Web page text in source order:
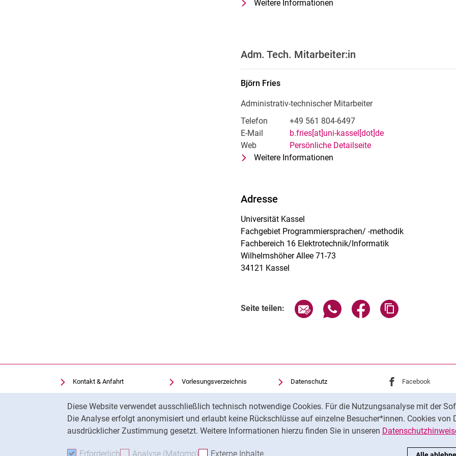
Diese Website verwendet ausschließlich technisch notwendige Cookies. Für die Nutzungsanalyse mit der
Die Analyse erfolgt anonymisiert und erlaubt keine Rückschlüsse auf einzelne Besucher*innen. Cookies von
ausdrücklicher Zustimmung gesetzt. Weitere Informationen hierzu finden Sie in unseren
Erforderlich Erforderliche Cookies akzeptieren
Analyse (Matomo) Analyse-Cookies akzeptieren
Externe Inhalte
Weitere Informationen
Adm. Tech. Mitarbeiter:in
Björn Fries
Administrativ-technischer Mitarbeiter
Telefon
+49 561 804-6497
E-Mail
b.fries[at]uni-kassel[dot]de
Web
Persönliche Detailseite
Weitere Informationen
Adresse
Universität Kassel
Fachgebiet Programmiersprachen/ -methodik
Fachbereich 16 Elektrotechnik/Informatik
Wilhelmshöher Allee 71-73
34121 Kassel
Seite teilen: Seite über E-Mail teilen
Seite über WhatsApp teilen
Seite über Facebook
Kontakt & Anfahrt
Einrichtungen suchen
Stellenangebote
Cookie-Einstellungen
Vorlesungsverzeichnis
Uni-Bibliothek
Moodle
Panopto
Datenschutz
Barrierefreiheit
Transparenter KI-Einsatz
Impressum
Externer Link:
Facebook
Externer Link:
Youtube(öffnet
Externer Link:
Instagram(öffnet